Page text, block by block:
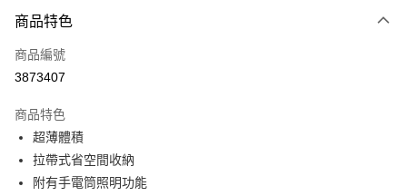
信用卡一次付款
LINE Pay
悠遊付
運送方式
商品特色
商品編號
3873407
商品特色
超薄體積
拉帶式省空間收納
附有手電筒照明功能